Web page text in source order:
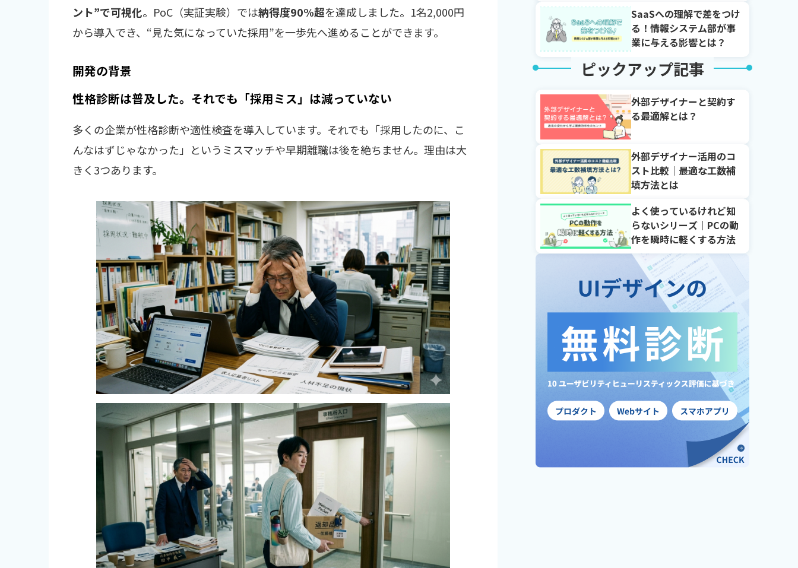
ント”で可視化。PoC（実証実験）では納得度90%超を達成しました。1名2,000円
から導入でき、“見た気になっていた採用”を一歩先へ進めることができます。
開発の背景
性格診断は普及した。それでも「採用ミス」は減っていない
多くの企業が性格診断や適性検査を導入しています。それでも「採用したのに、こ
んなはずじゃなかった」というミスマッチや早期離職は後を絶ちません。理由は大
きく3つあります。
SaaSへの理解で差をつけ
る！情報システム部が事
業に与える影響とは？
ピックアップ記事
外部デザイナーと契約す
る最適解とは？
外部デザイナー活用のコ
スト比較｜最適な工数補
填方法とは
よく使っているけれど知
らないシリーズ｜PCの動
作を瞬時に軽くする方法